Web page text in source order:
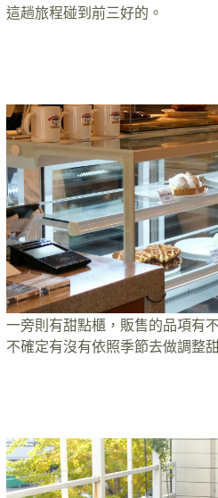
這趟旅程碰到前三好的。
一旁則有甜點櫃，販售的品項有
不確定有沒有依照季節去做調整